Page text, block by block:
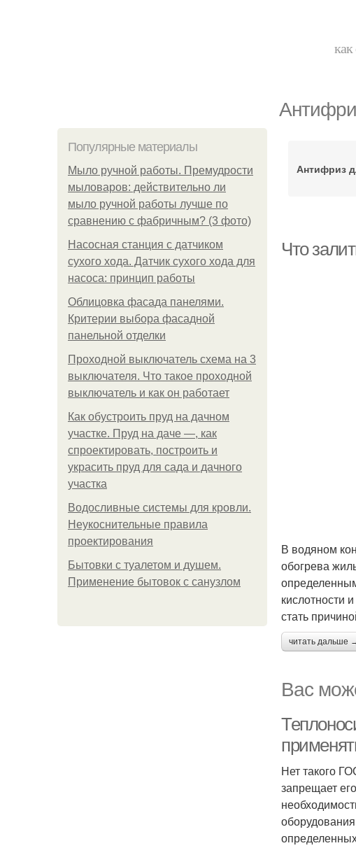
как
Популярные материалы
Мыло ручной работы. Премудрости
мыловаров: действительно ли
мыло ручной работы лучше по
сравнению с фабричным? (3 фото)
Насосная станция с датчиком
сухого хода. Датчик сухого хода для
насоса: принцип работы
Облицовка фасада панелями.
Критерии выбора фасадной
панельной отделки
Проходной выключатель схема на 3
выключателя. Что такое проходной
выключатель и как он работает
Как обустроить пруд на дачном
участке. Пруд на даче —, как
спроектировать, построить и
украсить пруд для сада и дачного
участка
Водосливные системы для кровли.
Неукоснительные правила
проектирования
Бытовки с туалетом и душем.
Применение бытовок с санузлом
Антифриз
Что
В водяном
обогрева
кислотности
стать
читать дальше
Вас
Нет такого
запрещает